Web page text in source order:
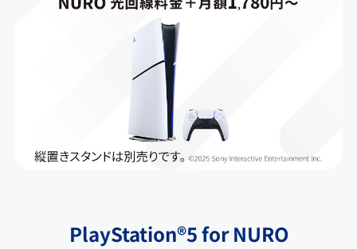
PlayStation®5 for NURO